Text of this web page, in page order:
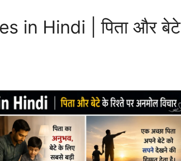
in Hindi | पिता और बेटे